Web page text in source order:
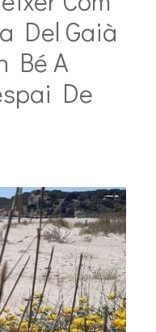
Del Gaià
Bé A
De